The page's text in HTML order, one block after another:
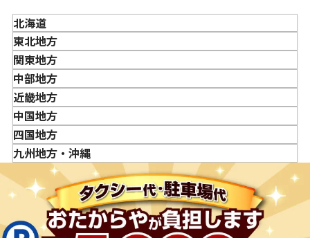
「金・貴金属の買取価格」はどうやって決まりますか？
金・貴金属はいつ売るのがポイント？日によって買取価格
が違うって本当ですか？
貴金属の売り時はいつですか？
北海道
東北地方
青森県
岩手県
宮城県
秋田県
山形県
福島県
関東地方
東京都
神奈川県
埼玉県
千葉県
茨城県
栃木県
群馬県
中部地方
新潟県
富山県
石川県
山梨県
長野県
岐阜県
静岡県
愛知県
近畿地方
三重県
滋賀県
京都府
兵庫県
奈良県
和歌山県
中国地方
鳥取県
島根県
広島県
山口県
四国地方
徳島県
愛媛県
九州地方・沖縄
佐賀県
長崎県
熊本県